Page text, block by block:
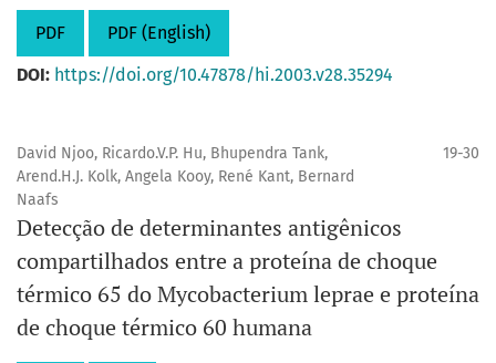
PDF
PDF (English)
DOI: https://doi.org/10.47878/hi.2003.v28.35294
David Njoo, Ricardo.V.P. Hu, Bhupendra Tank,
Arend.H.J. Kolk, Angela Kooy, René Kant, Bernard
Naafs
19-30
Detecção de determinantes antigênicos
compartilhados entre a proteína de choque
térmico 65 do Mycobacterium leprae e proteína
de choque térmico 60 humana